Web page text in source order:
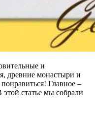
дивуйтеся,
и
древние монастыри и
Главное –
статье мы собрали